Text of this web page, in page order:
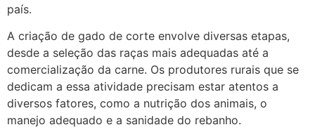
país.
A criação de gado de corte envolve diversas etapas,
desde a seleção das raças mais adequadas até a
comercialização da carne. Os produtores rurais que se
dedicam a essa atividade precisam estar atentos a
diversos fatores, como a nutrição dos animais, o
manejo adequado e a sanidade do rebanho.